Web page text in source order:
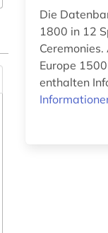
Die
1800 in 12
Europe
enthalten